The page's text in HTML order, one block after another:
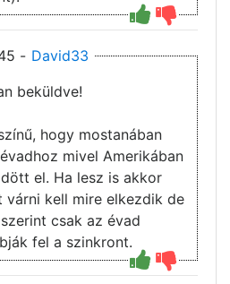
- David33
beküldve!
hogy mostanában
mivel Amerikában
el. Ha lesz is akkor
várni kell mire elkezdik de
csak az évad
fel a szinkront.